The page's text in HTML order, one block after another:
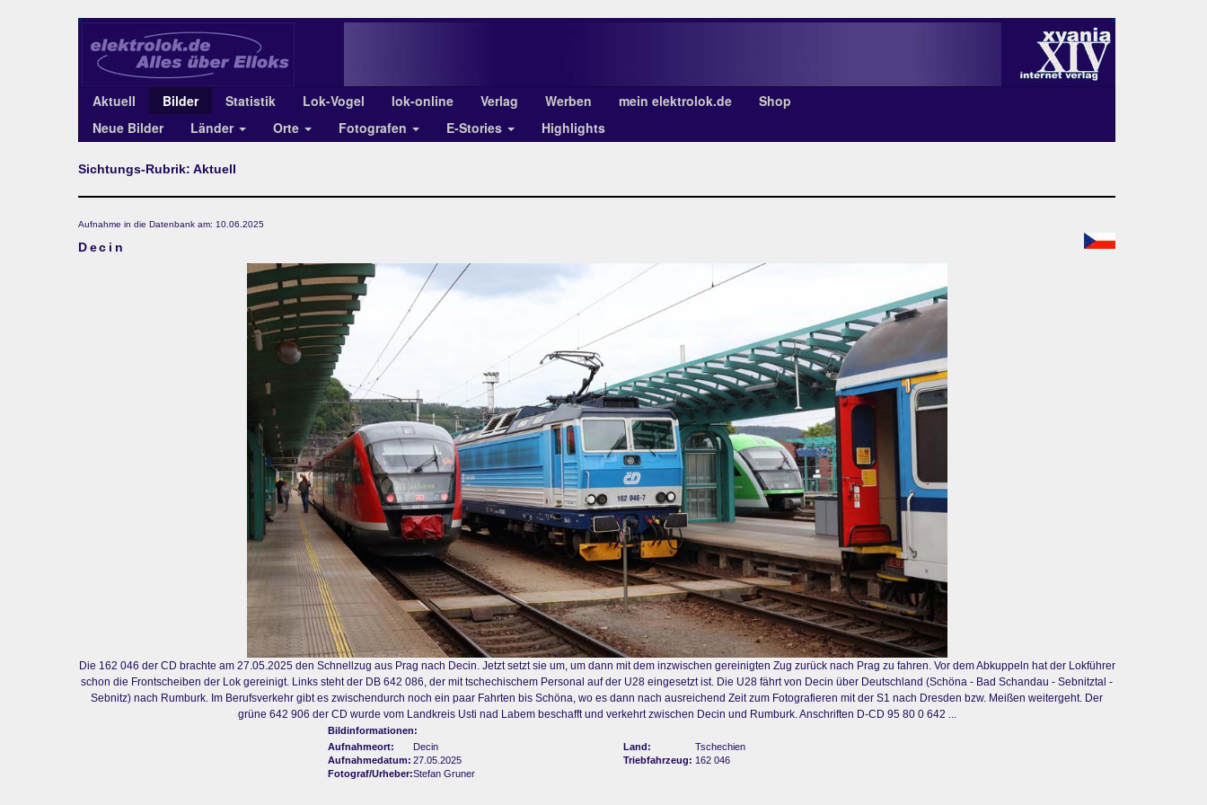
Aktuell Bilder Statistik Lok-Vogel lok-online Verlag Werben mein elektrolok.de
Shop
Neue Bilder
Länder Orte Fotografen E-Stories Highlights
Sichtungs-Rubrik: Aktuell
Aufnahme in die Datenbank am: 10.06.2025
Decin
Die 162 046 der CD brachte am 27.05.2025 den Schnellzug aus Prag nach Decin. Jetzt setzt sie um, um dann mit dem inzwischen gereinigten Zug zurück nach Prag zu fahren. Vor dem Abkuppeln hat der Lokführer
schon die Frontscheiben der Lok gereinigt. Links steht der DB 642 086, der mit tschechischem Personal auf der U28 eingesetzt ist. Die U28 fährt von Decin über Deutschland (Schöna - Bad Schandau - Sebnitztal -
Sebnitz) nach Rumburk. Im Berufsverkehr gibt es zwischendurch noch ein paar Fahrten bis Schöna, wo es dann nach ausreichend Zeit zum Fotografieren mit der S1 nach Dresden bzw. Meißen weitergeht. Der
grüne 642 906 der CD wurde vom Landkreis Usti nad Labem beschafft und verkehrt zwischen Decin und Rumburk. Anschriften D-CD 95 80 0 642 ...
Bildinformationen:
Aufnahmeort:
Decin Land:
Tschechien
Aufnahmedatum: 27.05.2025 Triebfahrzeug: 162 046
Fotograf/Urheber:Stefan Gruner